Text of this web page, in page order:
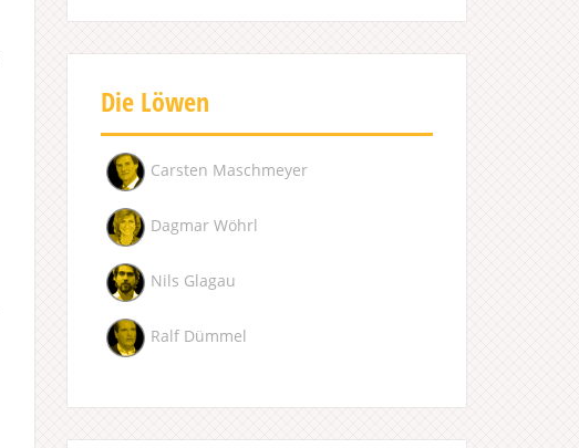
Die Löwen
Carsten Maschmeyer
Dagmar Wöhrl
Nils Glagau
Ralf Dümmel